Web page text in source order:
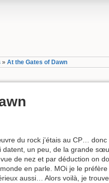
»At the Gates of Dawn
du rock j’étais au CP…
datent, un peu, de la grande
de nez et par déduction on
en parle. MOi je le
aussi… Alors voilà, je